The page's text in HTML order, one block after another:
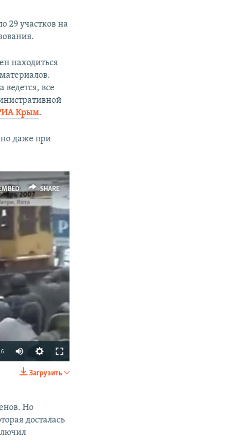
29 участков на
находиться
ведется, все
Крым.
даже при
SHARE
SHARE
Загрузить
Но
досталась